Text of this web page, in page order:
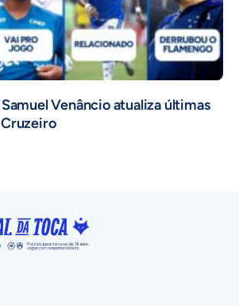
Venâncio atualiza últimas